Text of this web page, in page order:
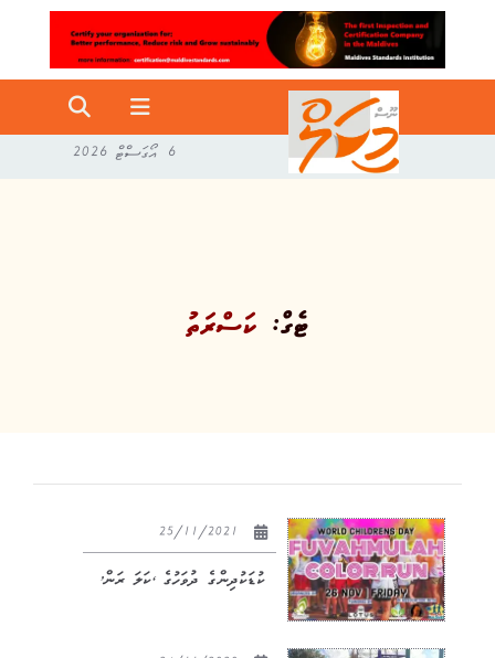
6 އޯގަސްޓް 2026
ޓެގް: ކަސްރަތު
ކުޑަކުދިންގެ ދުވަހުގެ ‘ކަލަ ރަން’